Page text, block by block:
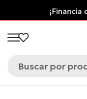
al
contenido
¡Financia